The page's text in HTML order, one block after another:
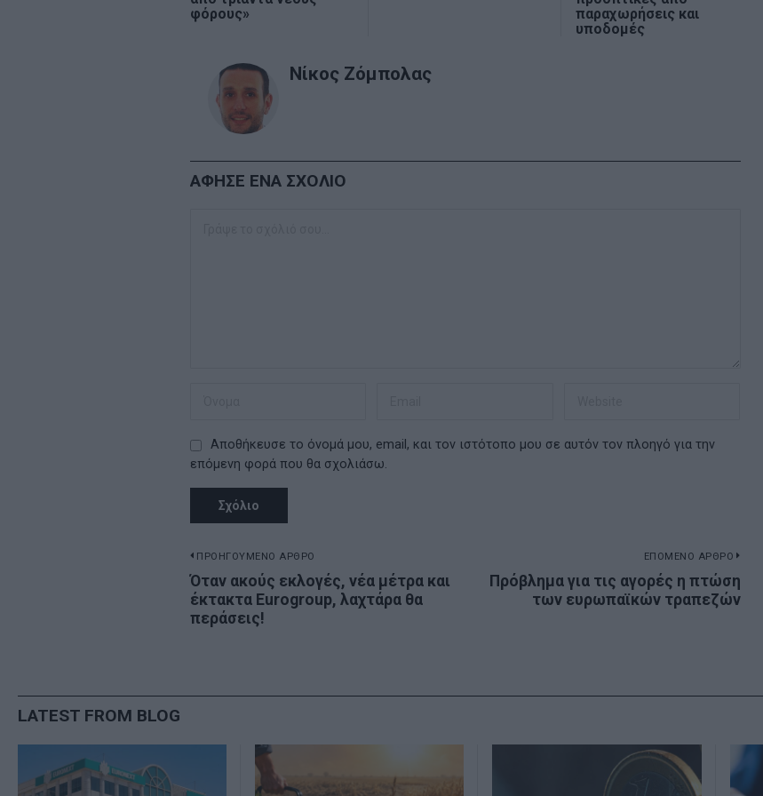
φόρους»
παραχωρήσεις και
υποδομές
Νίκος Ζόμπολας
ΑΦΗΣΕ ΕΝΑ ΣΧΟΛΙΟ
Αποθήκευσε το όνομά μου, email, και τον ιστότοπο μου σε αυτόν τον πλοηγό για την
επόμενη φορά που θα σχολιάσω.
Πλοήγηση
άρθρων
ΠΡΟΗΓΟΥΜΕΝΟ ΑΡΘΡΟ
Previous
post:
Όταν ακούς εκλογές, νέα μέτρα και
έκτακτα Eurogroup, λαχτάρα θα
περάσεις!
ΕΠΟΜΕΝΟ ΑΡΘΡΟ
Next
post:
Πρόβλημα για τις αγορές η πτώση
των ευρωπαϊκών τραπεζών
LATEST FROM BLOG